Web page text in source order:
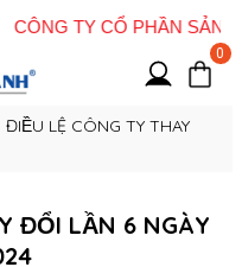
0
ĐIỀU LỆ CÔNG TY THAY
ĐỔI LẦN 6 NGÀY